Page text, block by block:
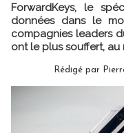
ForwardKeys, le
données dans le
compagnies leaders
ont le plus souffert, au
Rédigé par